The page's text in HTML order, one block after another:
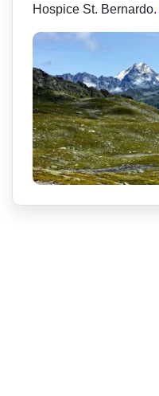
Hospice St. Bernardo.